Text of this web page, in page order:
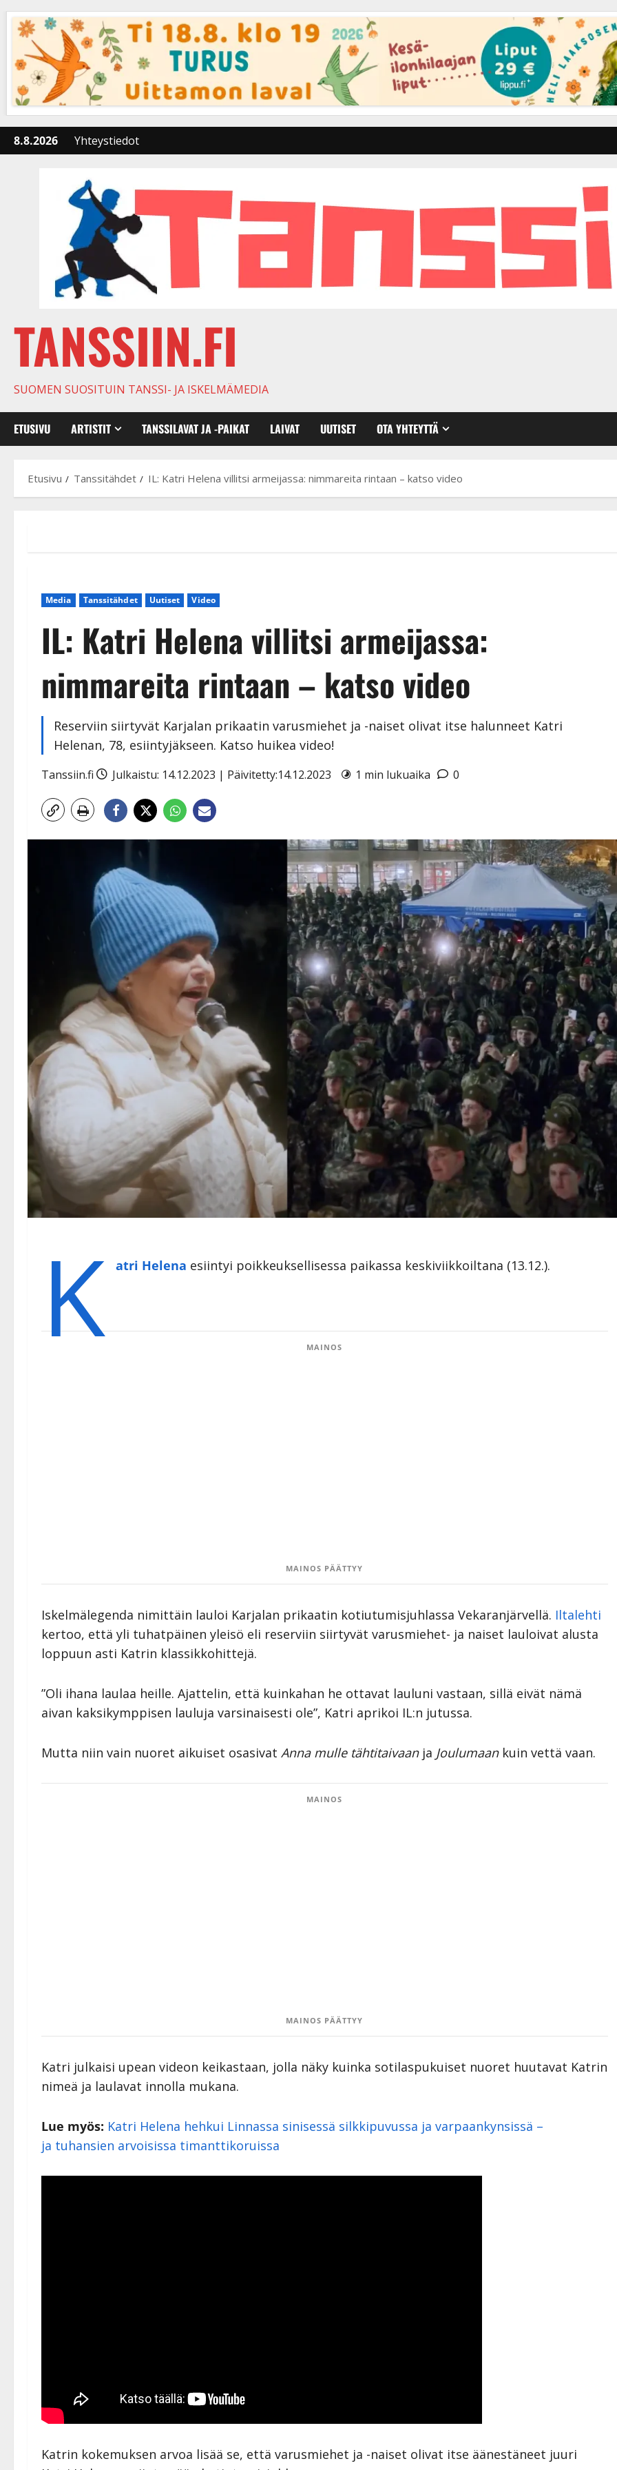
content
8.8.2026 Yhteystiedot
TANSSIIN.FI
SUOMEN SUOSITUIN TANSSI- JA ISKELMÄMEDIA
ETUSIVU ARTISTIT TANSSILAVAT JA -PAIKAT LAIVAT UUTISET OTA YHTEYTTÄ
Etusivu Tanssitähdet IL: Katri Helena villitsi armeijassa: nimmareita rintaan – katso video
Media Tanssitähdet Uutiset Video
IL: Katri Helena villitsi armeijassa:
nimmareita rintaan – katso video
Reserviin siirtyvät Karjalan prikaatin varusmiehet ja -naiset olivat itse halunneet Katri
Helenan, 78, esiintyjäkseen. Katso huikea video!
Tanssiin.fi Julkaistu: 14.12.2023 | Päivitetty:14.12.2023 1 min lukuaika 0
K atri Helena esiintyi poikkeuksellisessa paikassa keskiviikkoiltana (13.12.).
MAINOS
MAINOS PÄÄTTYY
Iskelmälegenda nimittäin lauloi Karjalan prikaatin kotiutumisjuhlassa Vekaranjärvellä. Iltalehti
kertoo, että yli tuhatpäinen yleisö eli reserviin siirtyvät varusmiehet- ja naiset lauloivat alusta
loppuun asti Katrin klassikkohittejä.
”Oli ihana laulaa heille. Ajattelin, että kuinkahan he ottavat lauluni vastaan, sillä eivät nämä
aivan kaksikymppisen lauluja varsinaisesti ole”, Katri aprikoi IL:n jutussa.
Mutta niin vain nuoret aikuiset osasivat Anna mulle tähtitaivaanja Joulumaankuin vettä vaan.
MAINOS
MAINOS PÄÄTTYY
Katri julkaisi upean videon keikastaan, jolla näky kuinka sotilaspukuiset nuoret huutavat Katrin
nimeä ja laulavat innolla mukana.
Lue myös: Katri Helena hehkui Linnassa sinisessä silkkipuvussa ja varpaankynsissä –
ja tuhansien arvoisissa timanttikoruissa
Katrin kokemuksen arvoa lisää se, että varusmiehet ja -naiset olivat itse äänestäneet juuri